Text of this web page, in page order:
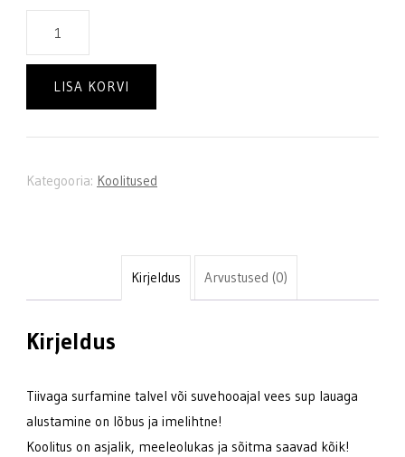
koolitus
kogusLISA KORVI
Kategooria: Koolitused
Kirjeldus Arvustused (0)
Kirjeldus
Tiivaga surfamine talvel või suvehooajal vees sup lauaga
alustamine on lõbus ja imelihtne!
Koolitus on asjalik, meeleolukas ja sõitma saavad kõik!